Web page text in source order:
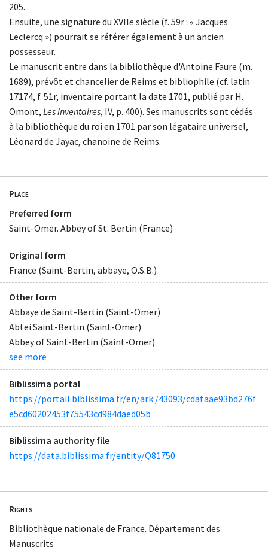
205.
Ensuite, une signature du XVIIesiècle (f. 59r : « Jacques
Leclercq ») pourrait se référer également à un ancien
possesseur.
Le manuscrit entre dans la bibliothèque d'Antoine Faure (m.
1689), prévôt et chancelier de Reims et bibliophile (cf. latin
17174, f. 51r, inventaire portant la date 1701, publié par H.
Omont, Les inventaires, IV, p. 400). Ses manuscrits sont cédés
à la bibliothèque du roi en 1701 par son légataire universel,
Léonard de Jayac, chanoine de Reims.
Place
Preferred form
Saint-Omer. Abbey of St. Bertin (France)
Original form
France (Saint-Bertin, abbaye, O.S.B.)
Other form
Abbaye de Saint-Bertin (Saint-Omer)
Abtei Saint-Bertin (Saint-Omer)
Abbey of Saint-Bertin (Saint-Omer)
see more
Biblissima portal
https://portail.biblissima.fr/en/ark:/43093/cdataae93bd276f
e5cd60202453f75543cd984daed05b
Biblissima authority file
https://data.biblissima.fr/entity/Q81750
Rights
Bibliothèque nationale de France. Département des
Manuscrits